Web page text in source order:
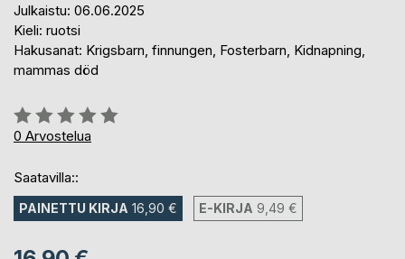
Julkaistu: 06.06.2025
Kieli: ruotsi
Hakusanat: Krigsbarn, finnungen, Fosterbarn, Kidnapning,
mammas död
Arvostelu::
0%
0 Arvostelua
Saatavilla::
PAINETTU KIRJA 16,90 € E-KIRJA 9,49 €